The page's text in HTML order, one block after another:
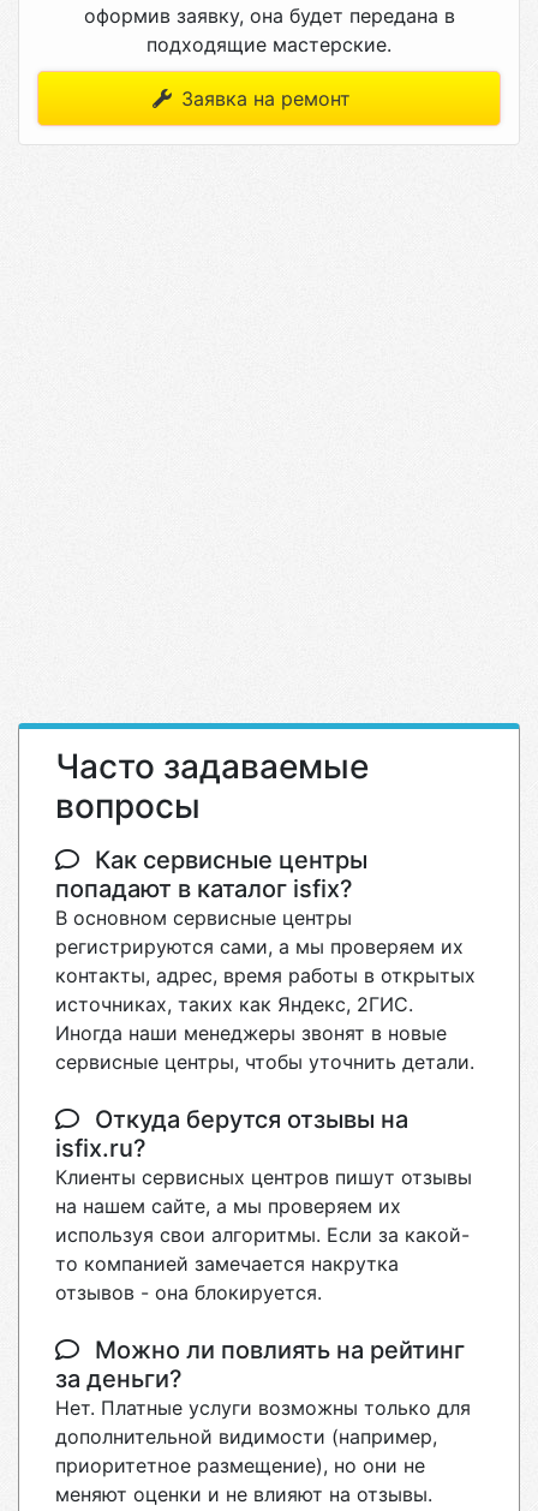
оформив заявку, она будет передана в
подходящие мастерские.
Заявка на ремонт
Часто задаваемые
вопросы
Как сервисные центры
попадают в каталог isfix?
В основном сервисные центры
регистрируются сами, а мы проверяем их
контакты, адрес, время работы в открытых
источниках, таких как Яндекс, 2ГИС.
Иногда наши менеджеры звонят в новые
сервисные центры, чтобы уточнить детали.
Откуда берутся отзывы на
isfix.ru?
Клиенты сервисных центров пишут отзывы
на нашем сайте, а мы проверяем их
используя свои алгоритмы. Если за какой-
то компанией замечается накрутка
отзывов - она блокируется.
Можно ли повлиять на рейтинг
за деньги?
Нет. Платные услуги возможны только для
дополнительной видимости (например,
приоритетное размещение), но они не
меняют оценки и не влияют на отзывы.